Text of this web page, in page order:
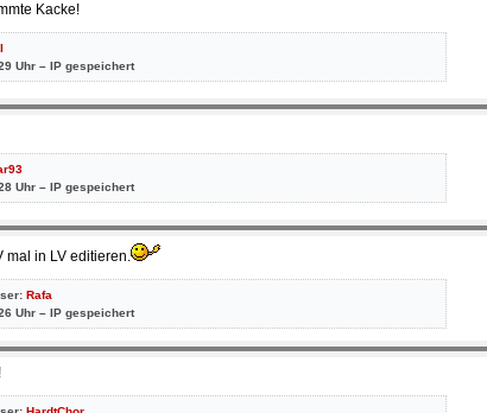
Kacke!
Uhr – IP gespeichert
Uhr – IP gespeichert
mal in LV editieren.
Rafa
Uhr – IP gespeichert